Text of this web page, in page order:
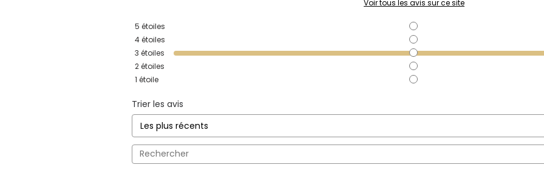
Voir tous les avis sur ce site
5 étoiles
4étoiles
3 étoiles
2étoiles
1 étoile
Trier les avis